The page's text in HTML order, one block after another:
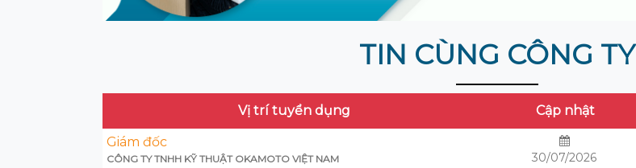
TIN CÙNG CÔNG TY
Vị trí tuyển dụng Cập nhật
Giám đốc
CÔNG TY TNHH KỸ THUẬT OKAMOTO VIỆT NAM 30/07/2026